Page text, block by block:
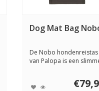
Dog Mat Bag
De Nobo hondenreistas
van Palopa is een